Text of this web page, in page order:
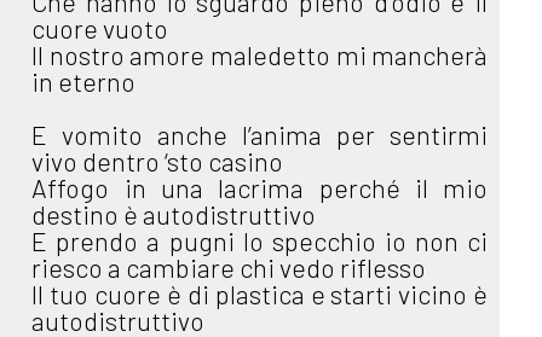
cuore vuoto
Il nostro amore maledetto mi mancherà
in eterno
E vomito anche l’anima per sentirmi
vivo dentro ‘sto casino
Affogo in una lacrima perché il mio
destino è autodistruttivo
E prendo a pugni lo specchio io non ci
riesco a cambiare chi vedo riflesso
Il tuo cuore è di plastica e starti vicino è
autodistruttivo